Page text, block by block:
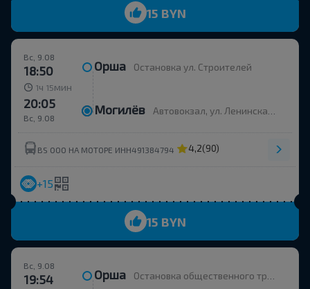
15 BYN
Вс, 9.08
18:50 Орша Остановка ул. Строителей
1ч 15 мин
Вс, 9.08
20:05 Могилёв Автовокзал, ул. Ленинская 93, платформа 6
BS ООО НА МОТОРЕ ИНН491384794 4,2(90)
+15
15 BYN
Вс, 9.08
19:54 Орша Остановка общественного транспорта Улица Строителей